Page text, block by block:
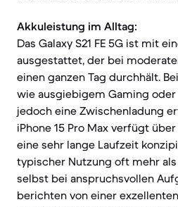
Akkuleistung im Alltag:
Das Galaxy S21 FE 5G ist mit
ausgestattet, der bei
einen ganzen Tag durchhält.
wie ausgiebigem Gaming
jedoch eine Zwischenladung
iPhone 15 Pro Max verfügt
eine sehr lange Laufzeit
typischer Nutzung oft mehr
selbst bei anspruchsvollen
berichten von einer